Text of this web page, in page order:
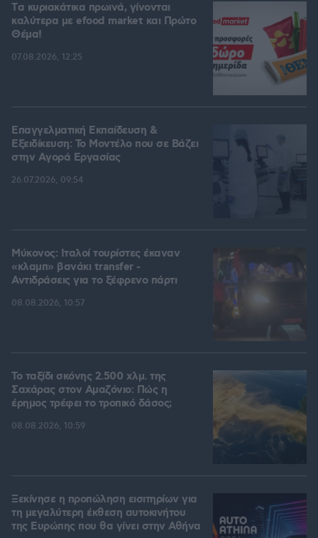
Tα κυριακάτικα πρωινά, γίνονται
καλύτερα με efood market και Πρώτο
Θέμα!
07.08.2026, 12:25
Επαγγελματική Εκπαίδευση &
Εξειδίκευση: Το Mοντέλο που σε Bάζει
στην Aγορά Eργασίας
26.07.2026, 09:54
Μύκονος: Ιταλοί τουρίστες έκαναν
«κλαμπ» βανάκι transfer -
Αντιδράσεις για το ξέφρενο πάρτι
08.08.2026, 10:57
Το ταξίδι σκόνης 2.500 χλμ. της
Σαχάρας στον Αμαζόνιο: Πώς η
έρημος τρέφει το τροπικό δάσος;
08.08.2026, 10:59
Ξεκίνησε η προπώληση εισιτηρίων για
τη μεγαλύτερη έκθεση αυτοκινήτου
της Ευρώπης που θα γίνει στην Αθήνα